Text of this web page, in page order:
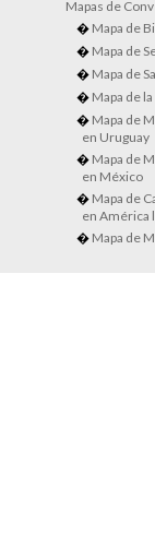
Mapas de
Mapa de
Mapa de
Mapa de
Mapa de
Mapa de
en Uruguay
Mapa de
en México
Mapa de
en América
Mapa de